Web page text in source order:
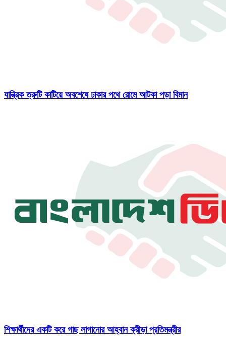
যান্ত্রিক ত্রুটি কাটিয়ে অবশেষে ঢাকার পথে রোমে আটকা পড়া বিমান
শিক্ষার্থীদের একটি করে গাছ লাগানোর আহ্বান ক্রীড়া প্রতিমন্ত্রীর